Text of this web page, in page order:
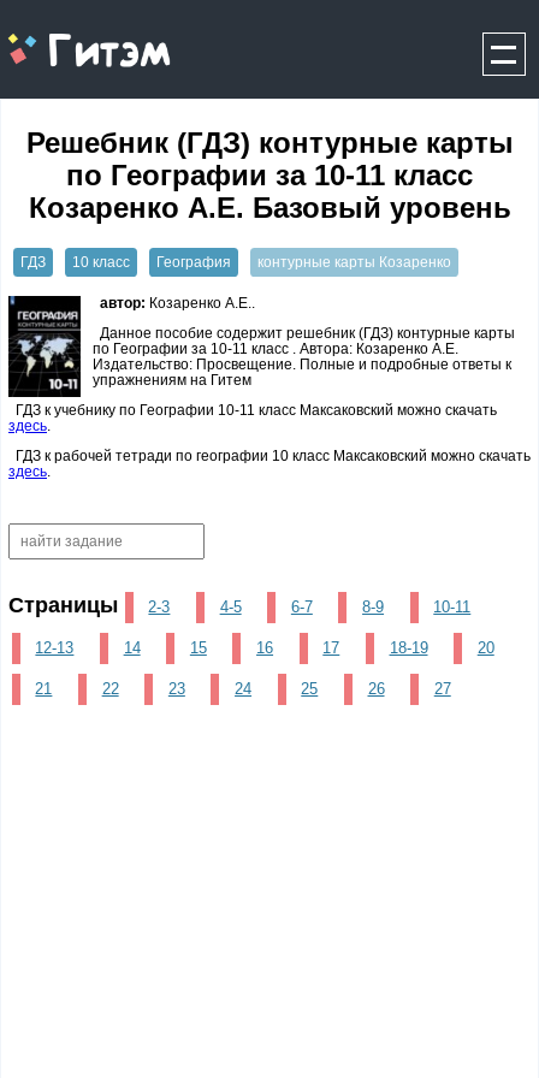
gitem.me
Решебник (ГДЗ) контурные карты
по Географии за 10‐11 класс
Козаренко А.Е. Базовый уровень
ГДЗ 10 класс География контурные карты Козаренко
автор: Козаренко А.Е..
Данное пособие содержит решебник (ГДЗ) контурные карты
по Географии за 10‐11 класс . Автора: Козаренко А.Е.
Издательство: Просвещение. Полные и подробные ответы к
упражнениям на Гитем
ГДЗ к учебнику по Географии 10-11 класс Максаковский можно скачать
здесь
ГДЗ к рабочей тетради по географии 10 класс Максаковский можно скачать
здесь
Страницы 2-3 4-5 6-7 8-9 10-11
12-13 14 15 16 17 18-19 20
21 22 23 24 25 26 27